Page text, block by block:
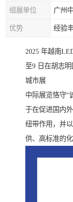
组展单位 广州
优势 经验
2025 年越南
至9 日在胡志
城市展
中际展览恪守“
于在促进国内
纽带作用，并
供、高标准的化